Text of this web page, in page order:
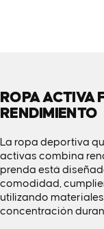
ROPA ACTIVA
RENDIMIENTO
La ropa deportiva
activas combina
prenda está
comodidad,
utilizando
concentración